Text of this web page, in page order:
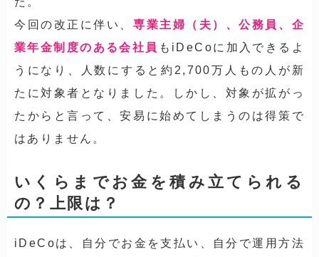
今回の改正に伴い、 専業主婦（夫）、公務員、企
業年金制度のある会社員 もiDeCoに加入できるよ
うになり、人数にすると約2,700万人もの人が新
たに対象者となりました。しかし、対象が拡がっ
たからと言って、安易に始めてしまうのは得策で
はありません。
いくらまでお金を積み立てられる
の？上限は？
iDeCoは、自分でお金を支払い、自分で運用方法